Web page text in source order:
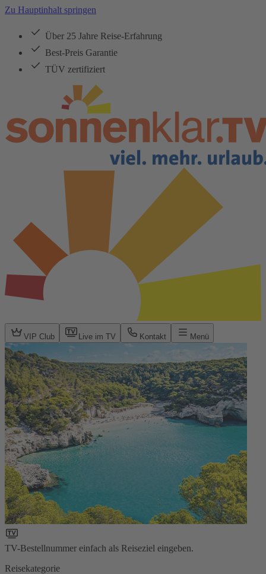
Zu Hauptinhalt springen
Über 25 Jahre Reise-Erfahrung
Best-Preis Garantie
TÜV zertifiziert
VIP Club Live im TV Kontakt Menü
TV-Bestellnummer einfach als Reiseziel eingeben.
Reisekategorie